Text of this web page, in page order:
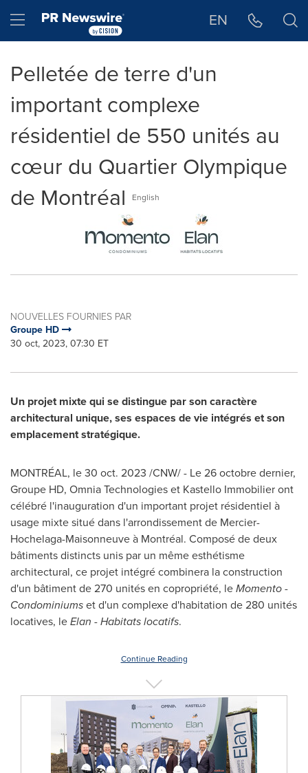
Hamburger menu EN
Pelletée de terre d'un
important complexe
résidentiel de 550 unités au
cœur du Quartier Olympique
de Montréal
English
NOUVELLES FOURNIES PAR
Groupe HD
30 oct, 2023, 07:30 ET
Un projet mixte qui se distingue par son caractère
architectural unique, ses espaces de vie intégrés et son
emplacement stratégique.
MONTRÉAL, le30 oct. 2023 /CNW/ - Le 26 octobre dernier,
Groupe HD, Omnia Technologies et Kastello Immobilier ont
célébré l'inauguration d'un important projet résidentiel à
usage mixte situé dans l'arrondissement de Mercier-
Hochelaga-Maisonneuve à Montréal. Composé de deux
bâtiments distincts unis par un même esthétisme
architectural, ce projet intégré combinera la construction
d'un bâtiment de 270 unités en copropriété, leMomento -
Condominiumset d'un complexe d'habitation de 280 unités
locatives, leElan - Habitats locatifs.
Continue Reading